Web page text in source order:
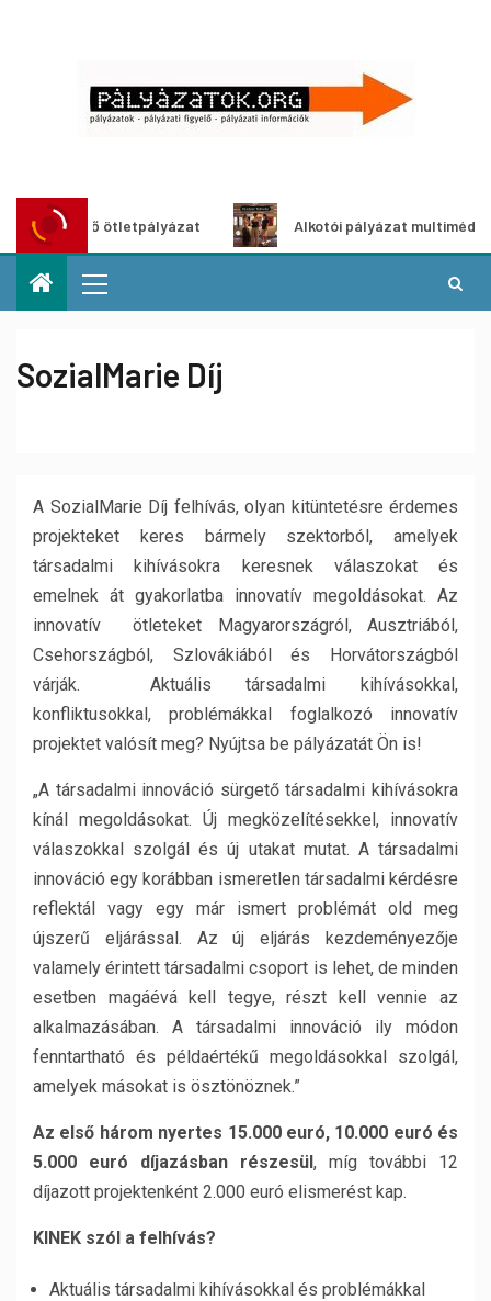
ötletpályázat Alkotói pályázat multimédia-
SozialMarie Díj
A SozialMarie Díj felhívás, olyan kitüntetésre érdemes
projekteket keres bármely szektorból, amelyek
társadalmi kihívásokra keresnek válaszokat és
emelnek át gyakorlatba innovatív megoldásokat. Az
innovatív ötleteket Magyarországról, Ausztriából,
Csehországból, Szlovákiából és Horvátországból
várják. Aktuális társadalmi kihívásokkal,
konfliktusokkal, problémákkal foglalkozó innovatív
projektet valósít meg? Nyújtsa be pályázatát Ön is!
„A társadalmi innováció sürgető társadalmi kihívásokra
kínál megoldásokat. Új megközelítésekkel, innovatív
válaszokkal szolgál és új utakat mutat. A társadalmi
innováció egy korábban ismeretlen társadalmi kérdésre
reflektál vagy egy már ismert problémát old meg
újszerű eljárással. Az új eljárás kezdeményezője
valamely érintett társadalmi csoport is lehet, de minden
esetben magáévá kell tegye, részt kell vennie az
alkalmazásában. A társadalmi innováció ily módon
fenntartható és példaértékű megoldásokkal szolgál,
amelyek másokat is ösztönöznek.”
Az első három nyertes 15.000 euró, 10.000 euró és
5.000 euró díjazásban részesül, míg további 12
díjazott projektenként 2.000 euró elismerést kap.
KINEK szól a felhívás?
Aktuális társadalmi kihívásokkal és problémákkal